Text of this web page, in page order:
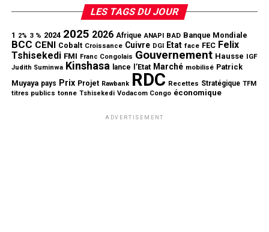
LES TAGS DU JOUR
1 2% 3 % 2024 2025 2026 Afrique ANAPI BAD Banque Mondiale
BCC CENI Cobalt Croissance Cuivre DGI Etat face FEC Felix
Tshisekedi FMI Franc Congolais Gouvernement Hausse IGF
Judith Suminwa Kinshasa lance l’Etat Marché mobilisé Patrick
Muyaya pays Prix Projet Rawbank RDC Recettes Stratégique TFM
titres publics tonne Tshisekedi Vodacom Congo économique
ADVERTISEMENT